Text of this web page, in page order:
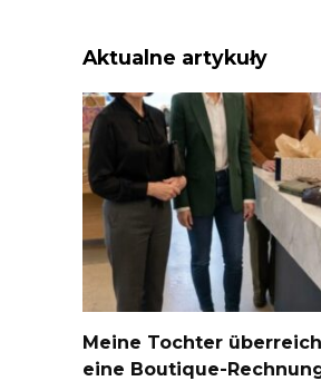
Aktualne artykuły
Meine Tochter
eine Boutique-